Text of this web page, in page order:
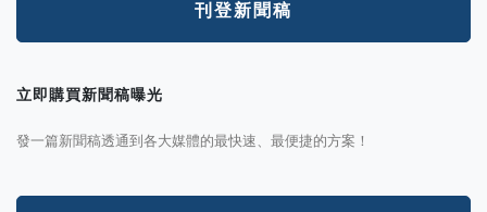
刊登新聞稿
立即購買新聞稿曝光
發一篇新聞稿透通到各大媒體的最快速、最便捷的方案！